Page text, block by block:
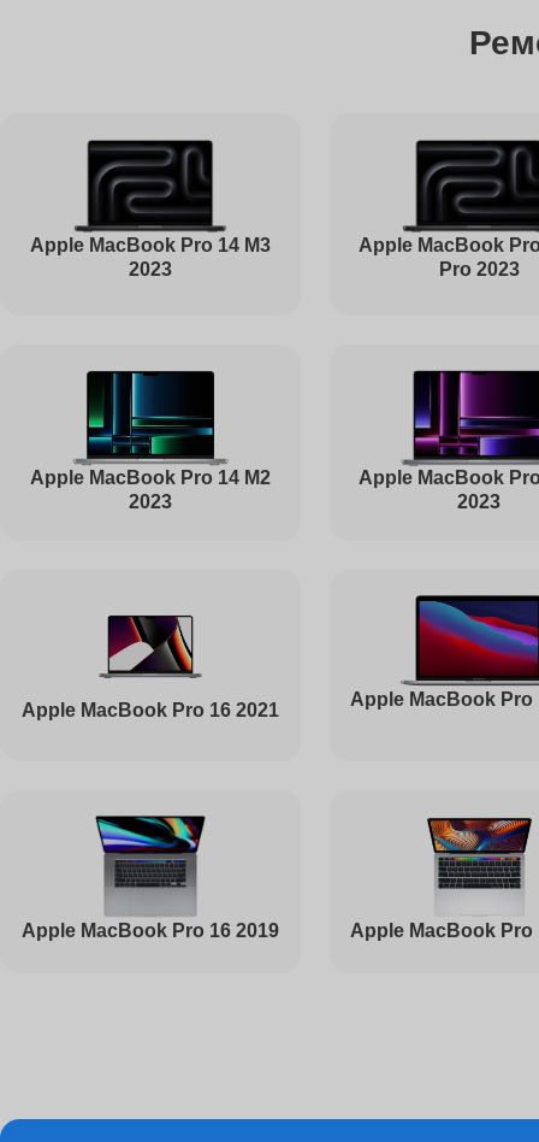
Ремонт Bluetooth
Ремонт южного моста
Настройка Wi-Fi
Ремонт вебкамеры
Ремонт жесткого диска
Ремонт цепей питания
Ремонт разъема питания
Apple MacBook Pro 14 M3
2023
Apple MacBook
Pro 2023
Apple MacBook Pro 14 M2
2023
Apple MacBook
2023
Apple MacBook Pro 16 2021
Apple MacBook Pro
Apple MacBook Pro 16 2019 Apple MacBook Pro